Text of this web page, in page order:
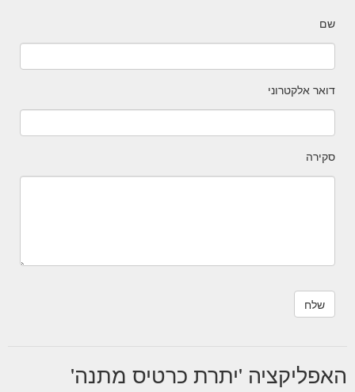
שם
דואר אלקטרוני
סקירה
האפליקציה 'יתרת כרטיס מתנה'